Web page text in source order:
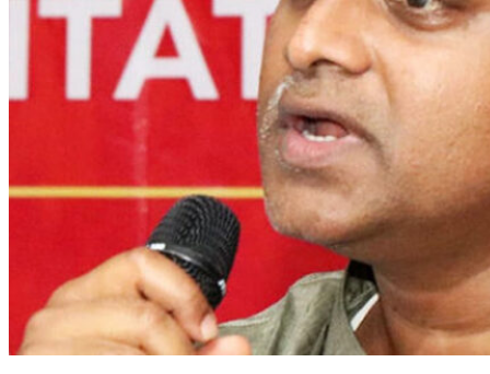
സമഗ്ര വോട്ടര്‍പട്ടിക പരിഷ്‌കരണത്തിനെതിരെ അഡ്വ.